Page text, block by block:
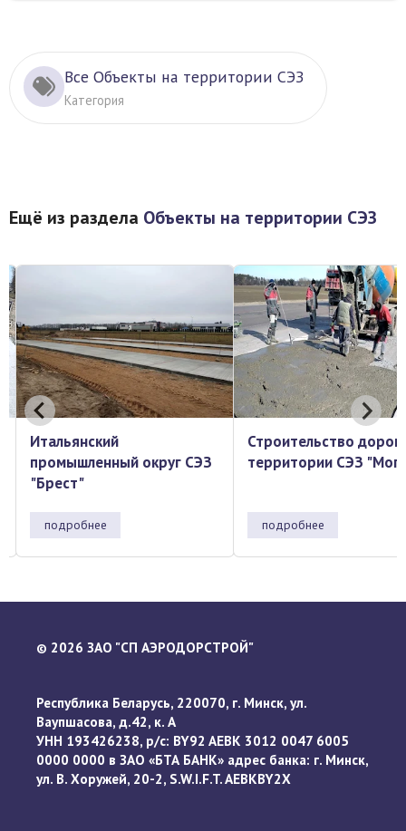
Все Объекты на территории СЭЗ
Категория
Ещё из раздела Объекты на территории СЭЗ
Строительство дороги на
территории СЭЗ "Могилёв"
подробнее
Итальянский
промышленный округ
подробнее
© 2026 ЗАО "СП АЭРОДОРСТРОЙ"
Республика Беларусь, 220070, г. Минск, ул.
Ваупшасова, д.42, к. А
УНН 193426238, р/с: BY92 AEBK 3012 0047 6005
0000 0000 в ЗАО «БТА БАНК» адрес банка: г. Минск,
ул. В. Хоружей, 20-2, S.W.I.F.T. AEBKBY2X